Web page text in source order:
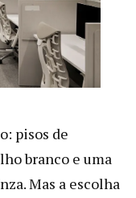
pisos de
branco e uma
Mas a escolha